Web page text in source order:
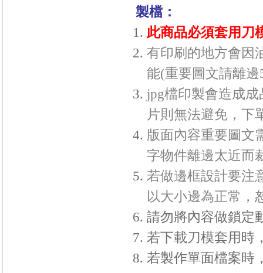
製檔：
此商品必須套用刀
有印刷的地方會因
能(重要圖文請離
jpg檔印製會造成
片則無法避免，下
版面內容重要圖文
字物件離邊太近而
若做邊框設計要注
以大小邊為正常，
請勿將內容做鎖定
若下載刀模套用時
若製作單面檔案時